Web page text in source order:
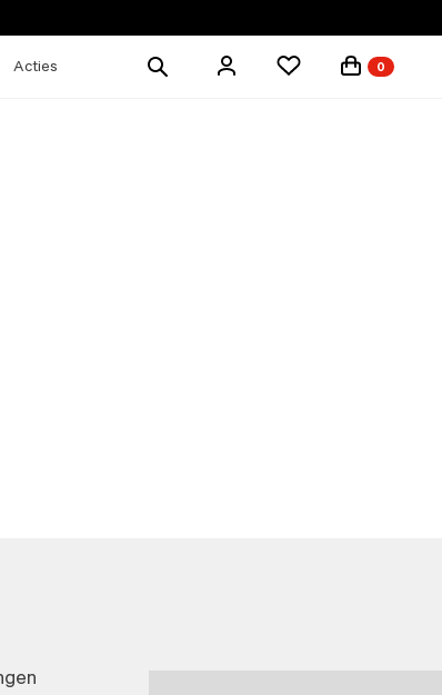
Acties
Zoek
0